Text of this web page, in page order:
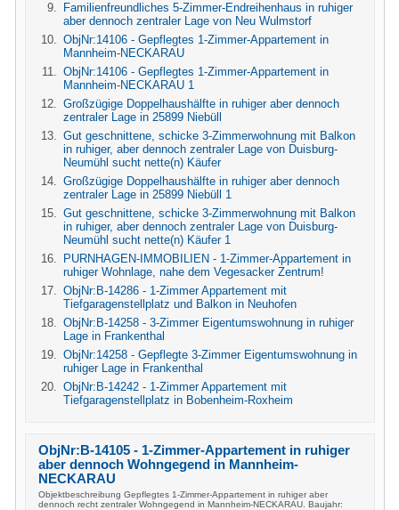
Familienfreundliches 5-Zimmer-Endreihenhaus in ruhiger
aber dennoch zentraler Lage von Neu Wulmstorf
ObjNr:14106 - Gepflegtes 1-Zimmer-Appartement in
Mannheim-NECKARAU
ObjNr:14106 - Gepflegtes 1-Zimmer-Appartement in
Mannheim-NECKARAU 1
Großzügige Doppelhaushälfte in ruhiger aber dennoch
zentraler Lage in 25899 Niebüll
Gut geschnittene, schicke 3-Zimmerwohnung mit Balkon
in ruhiger, aber dennoch zentraler Lage von Duisburg-
Neumühl sucht nette(n) Käufer
Großzügige Doppelhaushälfte in ruhiger aber dennoch
zentraler Lage in 25899 Niebüll 1
Gut geschnittene, schicke 3-Zimmerwohnung mit Balkon
in ruhiger, aber dennoch zentraler Lage von Duisburg-
Neumühl sucht nette(n) Käufer 1
PURNHAGEN-IMMOBILIEN - 1-Zimmer-Appartement in
ruhiger Wohnlage, nahe dem Vegesacker Zentrum!
ObjNr:B-14286 - 1-Zimmer Appartement mit
Tiefgaragenstellplatz und Balkon in Neuhofen
ObjNr:B-14258 - 3-Zimmer Eigentumswohnung in ruhiger
Lage in Frankenthal
ObjNr:14258 - Gepflegte 3-Zimmer Eigentumswohnung in
ruhiger Lage in Frankenthal
ObjNr:B-14242 - 1-Zimmer Appartement mit
Tiefgaragenstellplatz in Bobenheim-Roxheim
ObjNr:B-14105 - 1-Zimmer-Appartement in ruhiger
aber dennoch Wohngegend in Mannheim-
NECKARAU
Objektbeschreibung Gepflegtes 1-Zimmer-Appartement in ruhiger aber
dennoch recht zentraler Wohngegend in Mannheim-NECKARAU. Baujahr: